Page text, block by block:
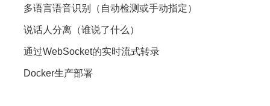
多语言语音识别（自动检测或手动指定）
说话人分离（谁说了什么）
通过WebSocket的实时流式转录
Docker生产部署